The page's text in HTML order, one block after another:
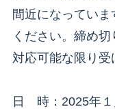
間近になってい
ください。締め切
対応可能な限り受
日 時：2025年１